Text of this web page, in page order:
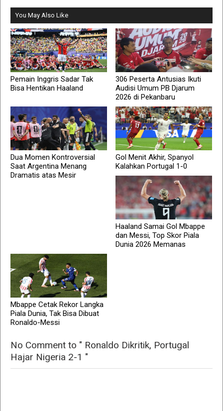
You May Also Like
Pemain Inggris Sadar Tak
Bisa Hentikan Haaland
306 Peserta Antusias Ikuti
Audisi Umum PB Djarum
2026 di Pekanbaru
Dua Momen Kontroversial
Saat Argentina Menang
Dramatis atas Mesir
Gol Menit Akhir, Spanyol
Kalahkan Portugal 1-0
Haaland Samai Gol Mbappe
dan Messi, Top Skor Piala
Dunia 2026 Memanas
Mbappe Cetak Rekor Langka
Piala Dunia, Tak Bisa Dibuat
Ronaldo-Messi
No Comment to " Ronaldo Dikritik, Portugal
Hajar Nigeria 2-1 "